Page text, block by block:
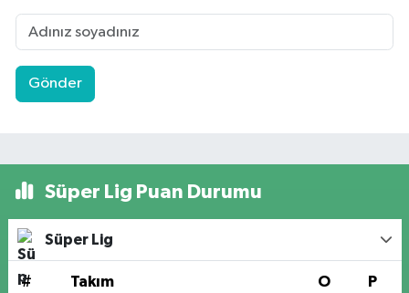
Gönder
Süper Lig Puan Durumu
Süper Lig
# Takım O P